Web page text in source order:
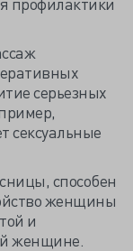
серьезных
сексуальные
способен
женщины
и
женщине.